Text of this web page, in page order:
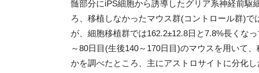
髄部分にiPS細胞から誘導したグリア系神経前駆
ろ、移植しなかったマウス群(コントロール群)
が、細胞移植群では162.2±12.8日と7.8%長くな
～80日目(生後140～170日目)のマウスを用いて
かを調べたところ、主にアストロサイトに分化